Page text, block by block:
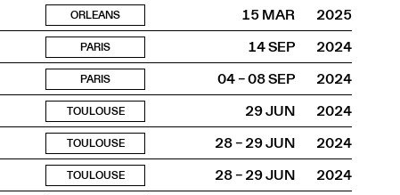
ORLEANS 15 MAR
2025
PARIS 14 SEP
2024
PARIS 04 – 08 SEP
2024
TOULOUSE 29 JUN
2024
TOULOUSE 28 – 29 JUN
2024
TOULOUSE 28 – 29 JUN
2024